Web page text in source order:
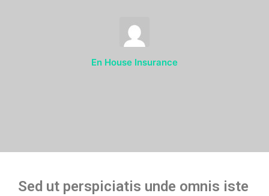
En House Insurance
Sed ut perspiciatis unde omnis iste